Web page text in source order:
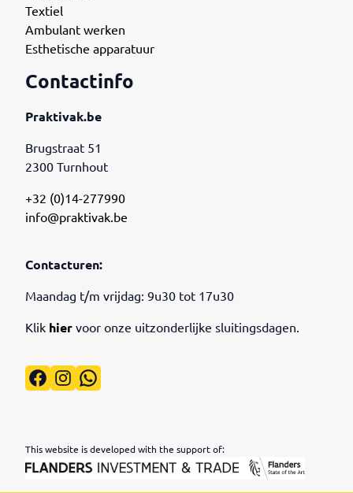
Contactinfo
Praktivak.be
Brugstraat 51
2300 Turnhout
+32 (0)14-277990
info@praktivak.be
Contacturen:
Maandag t/m vrijdag: 9u30 tot 17u30
Klik hier voor onze uitzonderlijke sluitingsdagen.
Facebook
Instagram
WhatsApp
This website is developed with the support of:
Textiel
Ambulant werken
Esthetische apparatuur